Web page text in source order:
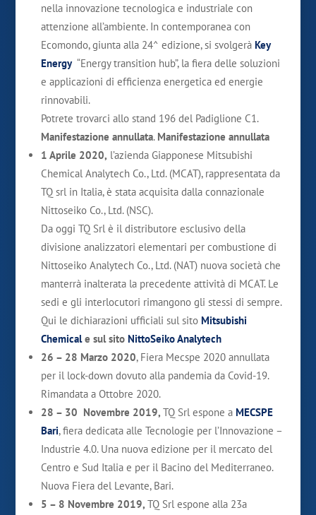
nella innovazione tecnologica e industriale con
attenzione all’ambiente. In contemporanea con
Ecomondo, giunta alla 24^ edizione, si svolgerà Key
Energy“Energy transition hub”, la fiera delle soluzioni
e applicazioni di efficienza energetica ed energie
rinnovabili.
Potrete trovarci allo stand 196 del Padiglione C1.
Manifestazione annullata. Manifestazione annullata
1 Aprile 2020, l’azienda Giapponese Mitsubishi
Chemical Analytech Co., Ltd. (MCAT), rappresentata da
TQ srl in Italia, è stata acquisita dalla connazionale
Nittoseiko Co., Ltd. (NSC).
Da oggi TQ Srl è il distributore esclusivo della
divisione analizzatori elementari per combustione di
Nittoseiko Analytech Co., Ltd. (NAT) nuova società che
manterrà inalterata la precedente attività di MCAT. Le
sedi e gli interlocutori rimangono gli stessi di sempre.
Qui le dichiarazioni ufficiali sul sito Mitsubishi
Chemicale sul sito NittoSeiko Analytech
26 – 28 Marzo 2020, Fiera Mecspe 2020 annullata
per il lock-down dovuto alla pandemia da Covid-19.
Rimandata a Ottobre 2020.
28 – 30 Novembre 2019, TQ Srl espone a MECSPE
Bari, fiera dedicata alle Tecnologie per l’Innovazione –
Industrie 4.0. Una nuova edizione per il mercato del
Centro e Sud Italia e per il Bacino del Mediterraneo.
Nuova Fiera del Levante, Bari.
5 – 8 Novembre 2019, TQ Srl espone alla 23a